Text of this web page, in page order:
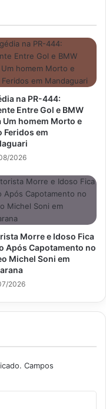
na PR-444:
Entre Gol e BMW
Um homem Morto e
Feridos em
2026
Morre e Idoso Fica
Após Capotamento no
Michel Soni em
2026
Campos